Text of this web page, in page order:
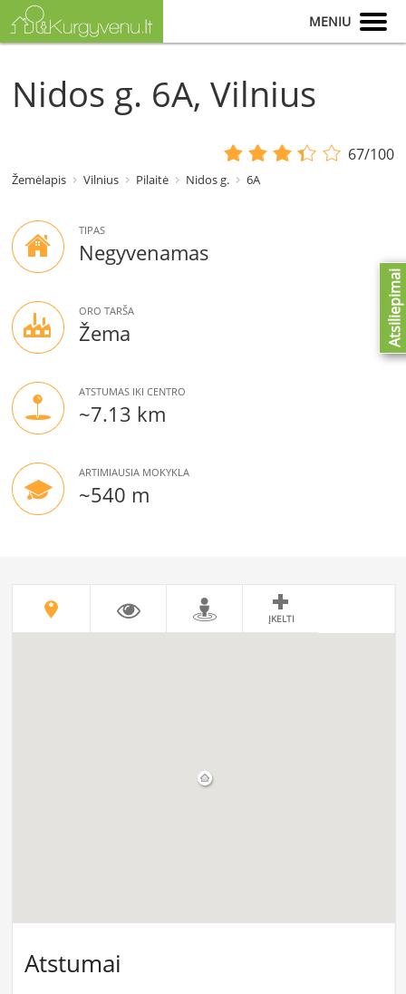
MENIU
Nidos g. 6A, Vilnius
67/100
Žemėlapis Vilnius Pilaitė Nidos g. 6A
TIPAS
Negyvenamas
ORO TARŠA
Žema
ATSTUMAS IKI CENTRO
~7.13 km
ARTIMIAUSIA MOKYKLA
~540 m
ĮKELTI
Atstumai
Atsiliepimai